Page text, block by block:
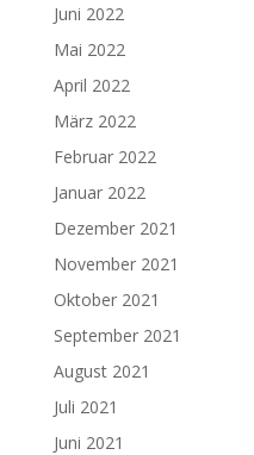
Juni 2022
Mai 2022
April 2022
März 2022
Februar 2022
Januar 2022
Dezember 2021
November 2021
Oktober 2021
September 2021
August 2021
Juli 2021
Juni 2021